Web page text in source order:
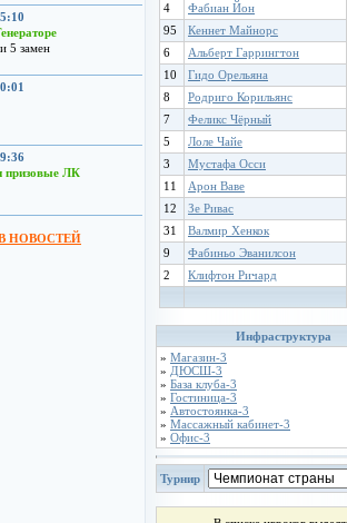
5 замен
призовые ЛК
НОВОСТЕЙ
4
Фабиан Йон
95
Кеннет Майнорс
6
Альберт Гаррингтон
10
Гидо Орельяна
8
Родриго Корильянс
7
Феликс Чёрный
5
Лоле Чайе
3
Мустафа Осси
11
Арон Ваве
12
Зе Ривас
31
Валмир Хенкок
9
Фабиньо Эванилсон
2
Клифтон Ричард
Инфраструктура
» Магазин-3
» ДЮСШ-3
» База клуба-3
» Гостиница-3
» Автостоянка-3
» Массажный кабинет-3
» Офис-3
Турнир